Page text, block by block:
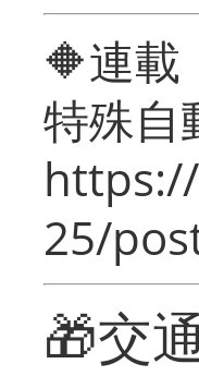
🔶連
特殊自
25/
🎁交